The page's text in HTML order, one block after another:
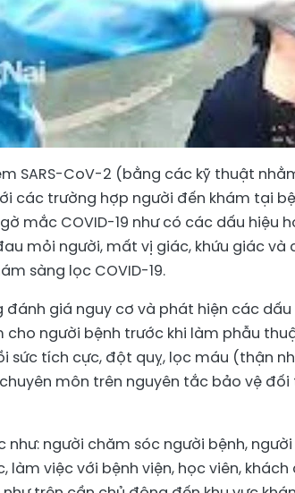
SARS-CoV-2 (bằng các kỹ thuật
các trường hợp người đến khám tại
mắc COVID-19 như có các dấu hiệu
mỏi người, mất vị giác, khứu giác
sàng lọc COVID-19.
đánh giá nguy cơ và phát hiện các
cho người bệnh trước khi làm phẫu
sức tích cực, đột quỵ, lọc máu (thận
môn trên nguyên tắc bảo vệ
người chăm sóc người bệnh,
làm việc với bệnh viện, học viên,